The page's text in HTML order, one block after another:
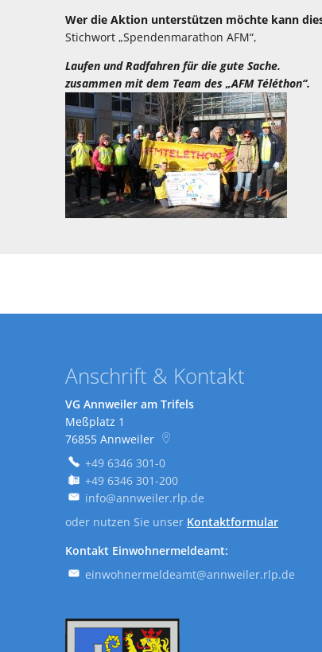
Wer die Aktion unterstützen möchte kann
Stichwort „Spendenmarathon
Laufen und Radfahren für die gute
zusammen mit dem Team des „AFM Téléthon“.
Anschrift & Kontakt
VG Annweiler am Trifels
Meßplatz 1
76855 Annweiler
+49 6346 301-0
+49 6346 301-200
info@annweiler.rlp.de
oder nutzen Sie unser Kontaktformular
Kontakt Einwohnermeldeamt:
einwohnermeldeamt@annweiler.rlp.de